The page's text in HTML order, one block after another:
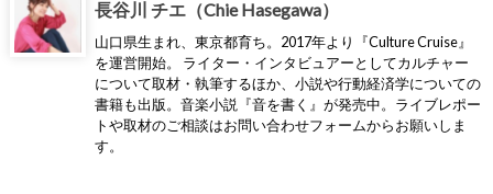
長谷川 チエ（Chie Hasegawa）
山口県生まれ、東京都育ち。2017年より『Culture Cruise』
を運営開始。 ライター・インタビュアーとしてカルチャー
について取材・執筆するほか、小説や行動経済学についての
書籍も出版。音楽小説『音を書く』が発売中。ライブレポー
トや取材のご相談はお問い合わせフォームからお願いしま
す。